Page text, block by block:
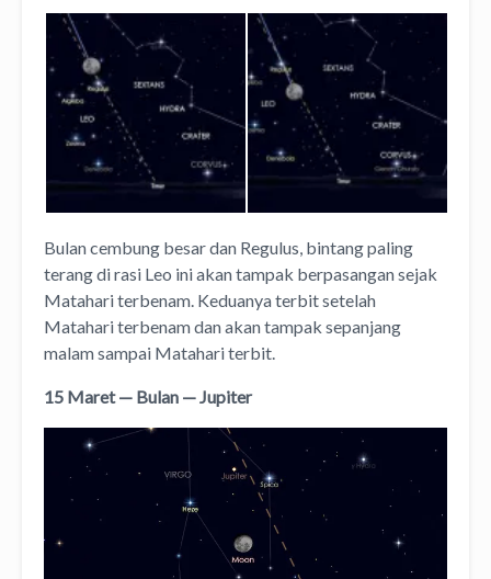
Bulan cembung besar dan Regulus, bintang paling
terang di rasi Leo ini akan tampak berpasangan sejak
Matahari terbenam. Keduanya terbit setelah
Matahari terbenam dan akan tampak sepanjang
malam sampai Matahari terbit.
15 Maret — Bulan — Jupiter